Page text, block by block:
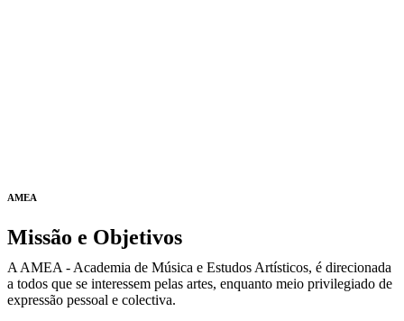
AMEA
Missão e Objetivos
A AMEA - Academia de Música e Estudos Artísticos, é direcionada
a todos que se interessem pelas artes, enquanto meio privilegiado de
expressão pessoal e colectiva.